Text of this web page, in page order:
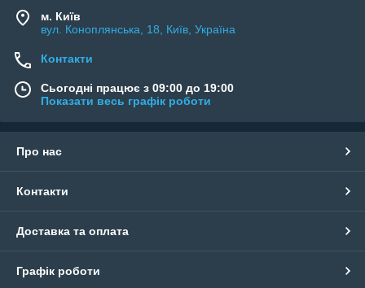
м. Київ
вул. Коноплянська, 18, Київ, Україна
Контакти
Сьогодні працює з 09:00 до 19:00
Показати весь графік роботи
Про нас
Контакти
Доставка та оплата
Графік роботи